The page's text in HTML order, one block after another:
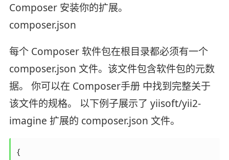
Composer 安装你的扩展。
composer.json
每个 Composer 软件包在根目录都必须有一个
composer.json 文件。该文件包含软件包的元数
据。 你可以在 Composer手册 中找到完整关于
该文件的规格。 以下例子展示了 yiisoft/yii2-
imagine 扩展的 composer.json 文件。
{